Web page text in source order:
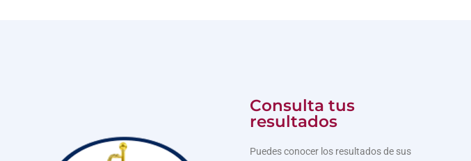
Consulta tus
resultados
Puedes conocer los resultados de sus